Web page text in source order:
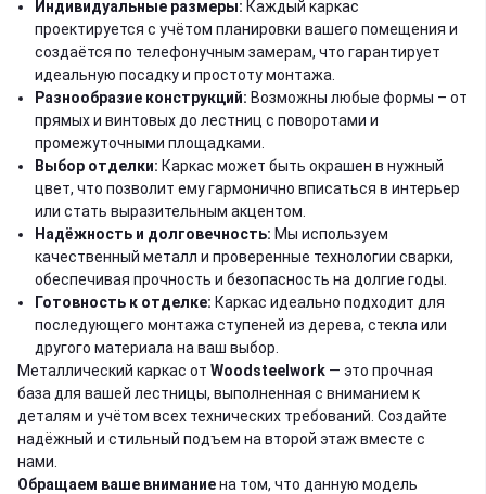
Индивидуальные размеры: Каждый каркас
проектируется с учётом планировки вашего помещения и
создаётся по телефонучным замерам, что гарантирует
идеальную посадку и простоту монтажа.
Разнообразие конструкций: Возможны любые формы – от
прямых и винтовых до лестниц с поворотами и
промежуточными площадками.
Выбор отделки: Каркас может быть окрашен в нужный
цвет, что позволит ему гармонично вписаться в интерьер
или стать выразительным акцентом.
Надёжность и долговечность: Мы используем
качественный металл и проверенные технологии сварки,
обеспечивая прочность и безопасность на долгие годы.
Готовность к отделке: Каркас идеально подходит для
последующего монтажа ступеней из дерева, стекла или
другого материала на ваш выбор.
Металлический каркас от Woodsteelwork — это прочная
база для вашей лестницы, выполненная с вниманием к
деталям и учётом всех технических требований. Создайте
надёжный и стильный подъем на второй этаж вместе с
нами.
Обращаем ваше вниманиена том, что данную модель